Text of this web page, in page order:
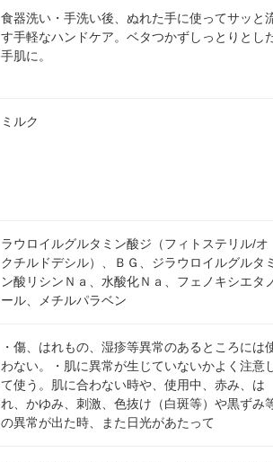
食器洗い・手洗い後、ぬれた手に使ってサッと
す手軽なハンドケア。ベタつかずしっとりとし
手肌に。
ミルク
ラウロイルグルタミン酸ジ（フィトステリル/オ
クチルドデシル）、ＢＧ、ジラウロイルグルタミ
ン酸リシンＮａ、水酸化Ｎａ、フェノキシエタ
ール、メチルパラベン
・傷、はれもの、湿疹等異常のあるところには
わない。・肌に異常が生じていないかよく注意
て使う。肌に合わない時や、使用中、赤み、は
れ、かゆみ、刺激、色抜け（白斑等）や黒ずみ
の異常が出た時、また日光があたって